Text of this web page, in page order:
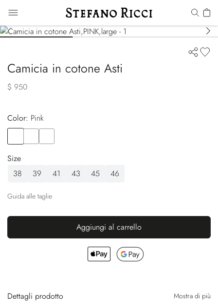
Camicia in cotone Asti
$ 950
Color:
pink
Size
38
39 41 43 45 46
Guida alle taglie
Aggiungi al carrello
Dettagli prodotto Mostra di più